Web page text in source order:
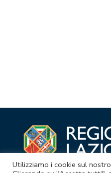
Utilizziamo i cookie sul